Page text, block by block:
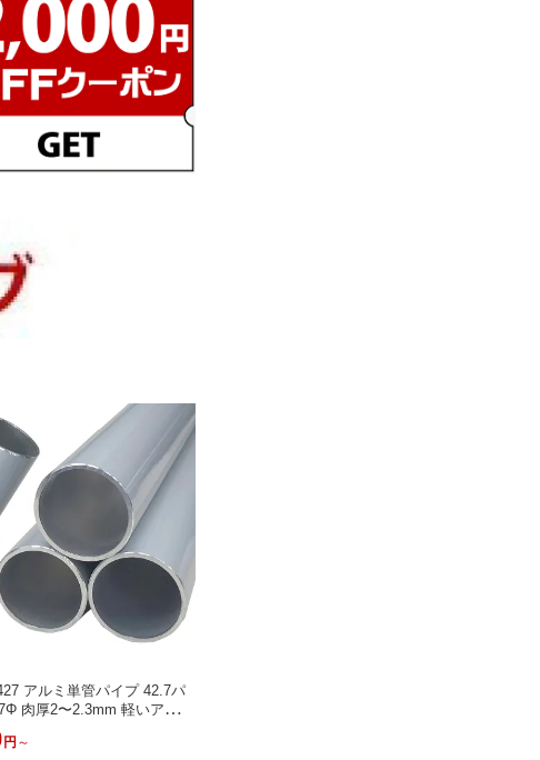
アルミ単管パイプ 42.7パ
肉厚2〜2.3mm 軽いアルミ
イプ ガーデン パイプ DIY 園
棚 支柱 ガーデニング 家庭
円 ～